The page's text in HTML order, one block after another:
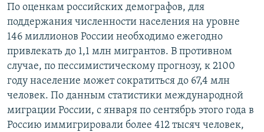
По оценкам российских демографов, для
поддержания численности населения на уровне
146 миллионов России необходимо ежегодно
привлекать до 1,1 млн мигрантов. В противном
случае, по пессимистическому прогнозу, к 2100
году население может сократиться до 67,4 млн
человек. По данным статистики международной
миграции России, с января по сентябрь этого года в
Россию иммигрировали более 412 тысяч человек,